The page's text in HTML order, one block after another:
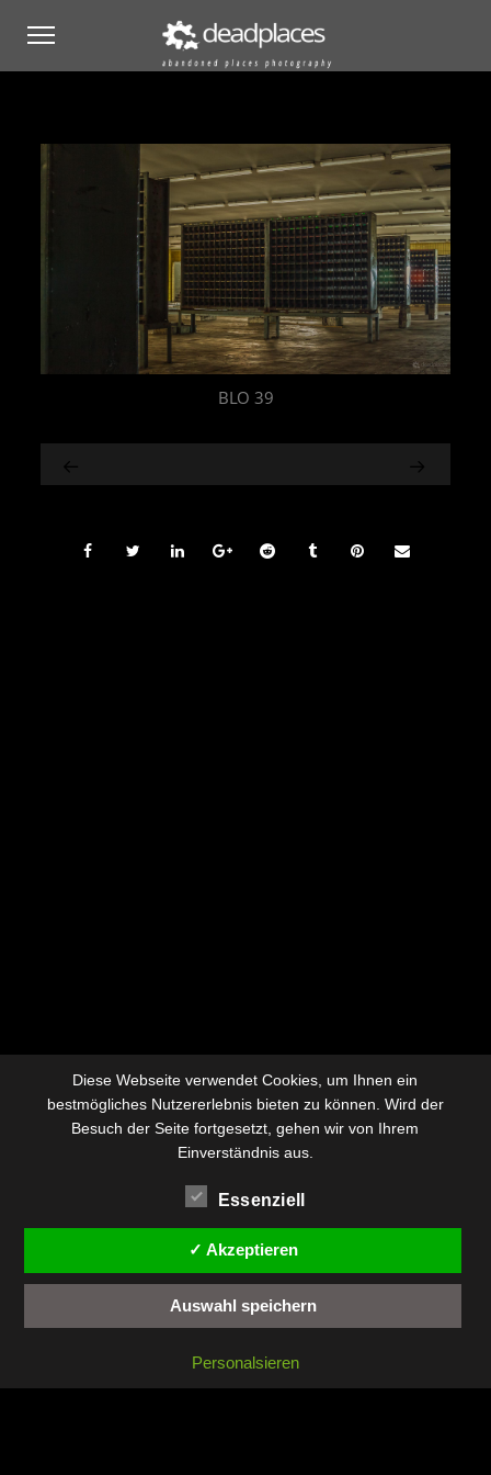
BLO 39
Diese Webseite verwendet Cookies, um Ihnen ein
bestmögliches Nutzererlebnis bieten zu können. Wird der
Besuch der Seite fortgesetzt, gehen wir von Ihrem
Einverständnis aus.
Essenziell
✓ Akzeptieren
Auswahl speichern
Personalsieren